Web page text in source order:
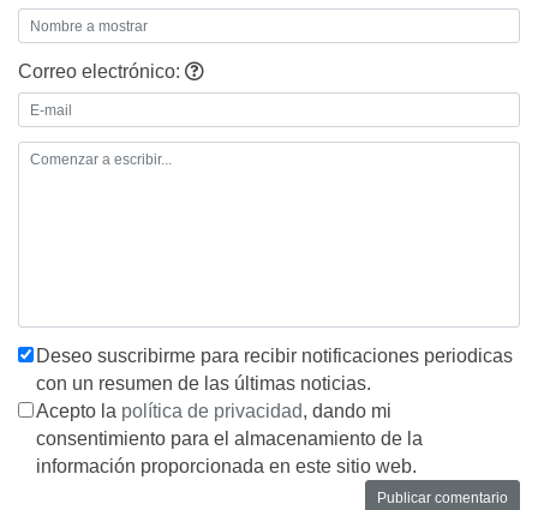
Correo electrónico:
Deseo suscribirme para recibir notificaciones periodicas
con un resumen de las últimas noticias.
Acepto la política de privacidad, dando mi
consentimiento para el almacenamiento de la
información proporcionada en este sitio web.